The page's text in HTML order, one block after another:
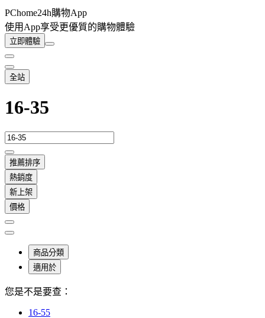
PChome24h購物App
使用App享受更優質的購物體驗
立即體驗
全站
16-35
推薦排序
熱銷度
新上架
價格
商品分類
適用於
您是不是要查：
16-55